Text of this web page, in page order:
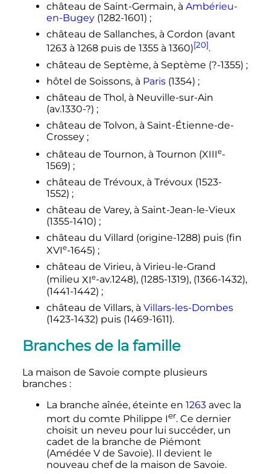
château de Saint-Germain, à Ambérieu-
en-Bugey(1282-1601) ;
château de Sallanches, à Cordon (avant
1263 à 1268 puis de 1355 à 1360)[20].
château de Septème, à Septème (?-1355) ;
hôtel de Soissons, à Paris(1354) ;
château de Thol, à Neuville-sur-Ain
(av.1330-?) ;
château de Tolvon, à Saint-Étienne-de-
Crossey ;
château de Tournon, à Tournon (XIIIe-
1569) ;
château de Trévoux, à Trévoux (1523-
1552) ;
château de Varey, à Saint-Jean-le-Vieux
(1355-1410) ;
château du Villard (origine-1288) puis (fin
XVIe-1645) ;
château de Virieu, à Virieu-le-Grand
(milieu XIe-av.1248), (1285-1319), (1366-1432),
(1441-1442) ;
château de Villars, à Villars-les-Dombes
(1423-1432) puis (1469-1611).
Branches de la famille
La maison de Savoie compte plusieurs
branches :
La branche aînée, éteinte en 1263avec la
mort du comte Philippe Ier. Ce dernier
choisit un neveu pour lui succéder, un
cadet de la branche de Piémont
(Amédée Vde Savoie). Il devient le
nouveau chef de la maison de Savoie.